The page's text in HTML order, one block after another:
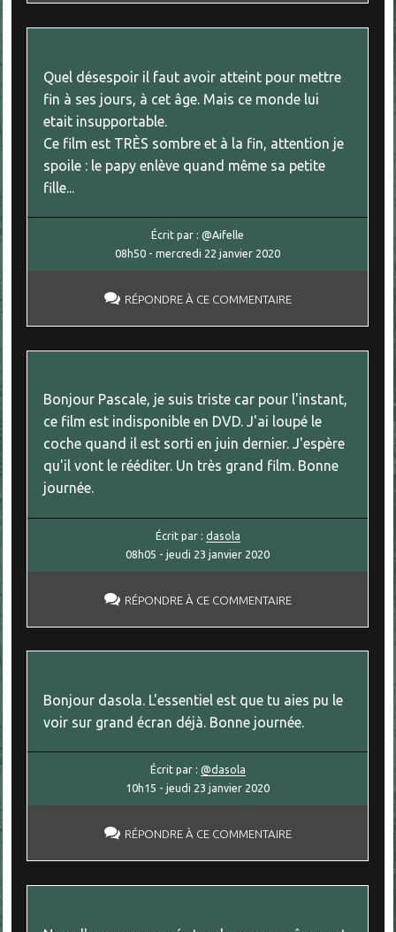
Quel désespoir il faut avoir atteint pour mettre
fin à ses jours, à cet âge. Mais ce monde lui
etait insupportable.
Ce film est TRÈS sombre et à la fin, attention je
spoile : le papy enlève quand même sa petite
fille...
Écrit par :@Aifelle
08h50 -mercredi 22 janvier 2020
RÉPONDRE À CE COMMENTAIRE
Bonjour Pascale, je suis triste car pour l'instant,
ce film est indisponible en DVD. J'ai loupé le
coche quand il est sorti en juin dernier. J'espère
qu'il vont le rééditer. Un très grand film. Bonne
journée.
Écrit par : dasola
08h05 -jeudi 23 janvier 2020
RÉPONDRE À CE COMMENTAIRE
Bonjour dasola. L'essentiel est que tu aies pu le
voir sur grand écran déjà. Bonne journée.
Écrit par : @dasola
10h15 -jeudi 23 janvier 2020
RÉPONDRE À CE COMMENTAIRE